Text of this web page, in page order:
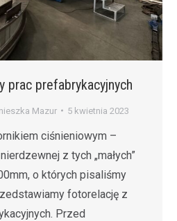
prac prefabrykacyjnych
Mazur 5 kwietnia 2023
ciśnieniowym –
z tych „małych”
o których pisaliśmy
fotorelację z
Przed